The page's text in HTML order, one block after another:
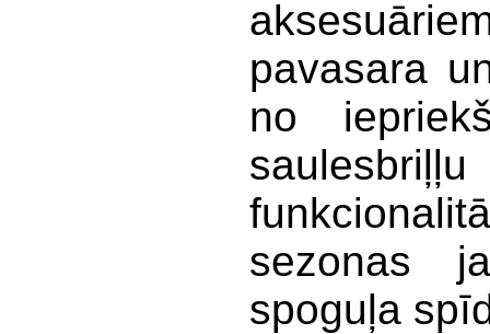
pavasara
no
sezonas
spoguļa